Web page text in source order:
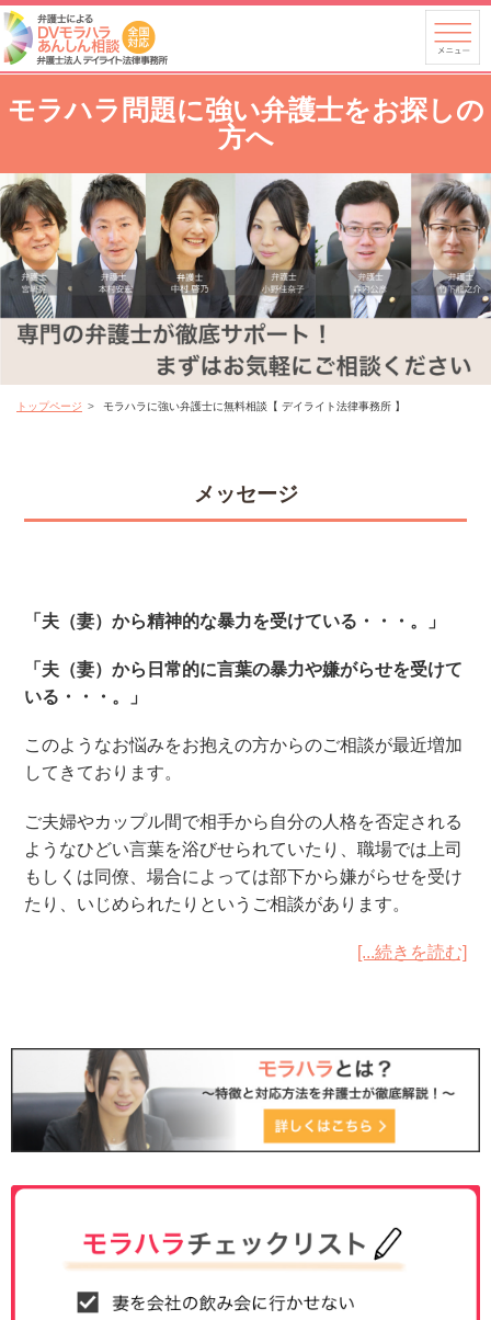
モラハラ問題に強い弁護士をお探しの
方へ
トップページ モラハラに強い弁護士に無料相談【 デイライト法律事務所 】
メッセージ
「夫（妻）から精神的な暴力を受けている・・・。」
「夫（妻）から日常的に言葉の暴力や嫌がらせを受けて
いる・・・。」
このようなお悩みをお抱えの方からのご相談が最近増加
してきております。
ご夫婦やカップル間で相手から自分の人格を否定される
ようなひどい言葉を浴びせられていたり、職場では上司
もしくは同僚、場合によっては部下から嫌がらせを受け
たり、いじめられたりというご相談があります。
[...続きを読む]